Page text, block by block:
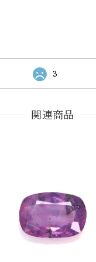
3
関連商品